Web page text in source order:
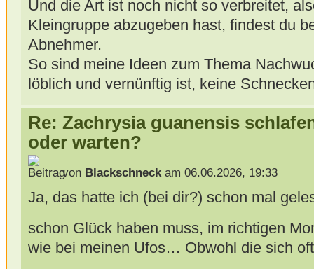
Und die Art ist noch nicht so verbreitet,
Kleingruppe abzugeben hast, findest du
Abnehmer.
So sind meine Ideen zum Thema
löblich und vernünftig ist, keine
Re: Zachrysia guanensis
oder warten?
von Blackschneckam 06.06.2026, 19:33
Ja, das hatte ich (bei dir?) schon mal
schon Glück haben muss, im richtigen
wie bei meinen Ufos… Obwohl die sich